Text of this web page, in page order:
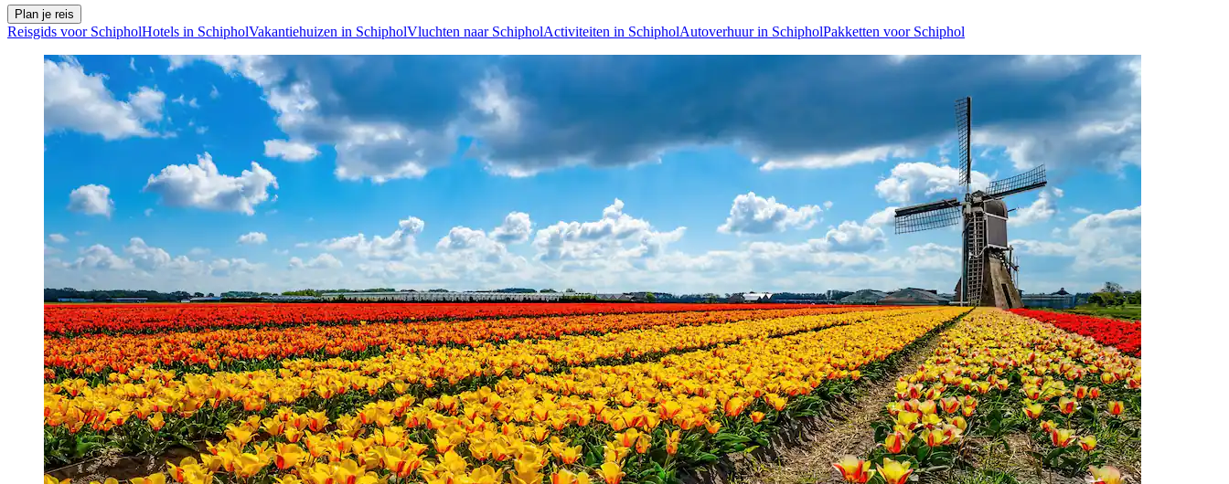
Plan je reis
Reisgids voor SchipholHotels in SchipholVakantiehuizen in SchipholVluchten naar SchipholActiviteiten in SchipholAutoverhuur in SchipholPakketten voor Schiphol